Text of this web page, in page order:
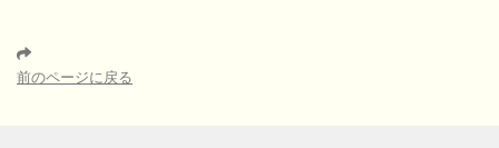
前のページに戻る